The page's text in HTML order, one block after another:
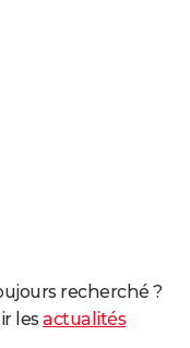
recherché ?
les actualités